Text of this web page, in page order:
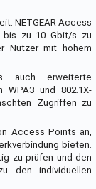
NETGEAR Access
bis zu 10 Gbit/s zu
Nutzer mit hohem
auch erweiterte
WPA3 und 802.1X-
Zugriffen zu
Access Points an,
bieten.
zu prüfen und den
den individuellen